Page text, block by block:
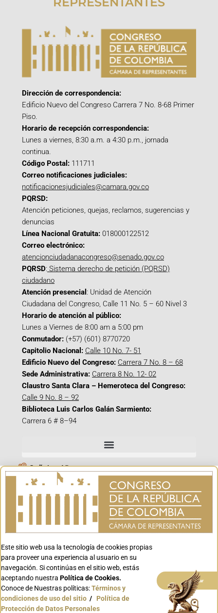
Dirección de correspondencia:
Edificio Nuevo del Congreso Carrera 7 No. 8-68 Primer
Piso.
Horario de recepción correspondencia:
Lunes a viernes, 8:30 a.m. a 4:30 p.m., jornada
continua.
Código Postal: 111711
Correo notificaciones judiciales:
notificacionesjudiciales@camara.gov.co
PQRSD:
Atención peticiones, quejas, reclamos, sugerencias y
denuncias
Línea Nacional Gratuita: 018000122512
Correo electrónico:
atencionciudadanacongreso@senado.gov.co
PQRSD: Sistema derecho de petición (PQRSD)
ciudadano
Atención presencial : Unidad de Atención
Ciudadana del Congreso, Calle 11 No. 5 – 60 Nivel 3
Horario de atención al público:
Lunes a Viernes de 8:00 am a 5:00 pm
Conmutador: (+57) (601) 8770720
Capitolio Nacional: Calle 10 No. 7- 51
Edificio Nuevo del Congreso: Carrera 7 No. 8 – 68
Sede Administrativa: Carrera 8 No. 12- 02
Claustro Santa Clara – Hemeroteca del Congreso:
Calle 9 No. 8 – 92
Biblioteca Luis Carlos Galán Sarmiento:
Carrera 6 # 8–94
Señal en Vivo
Facebook_@CamaraColombia
Instagram_@CamaraColombia
X_@CamaraColombia
Youtube_@CamaraColombia
Tiktok_@CamaraColombia
Youtube_@CanalCongreso
Conoce GOV.CO
Este sitio web usa la tecnología de cookies propias
para proveer una experiencia al usuario en su
navegación. Si continúas en el sitio web, estás
aceptando nuestra Política de Cookies.
Conoce de Nuestras políticas:Términos y
condiciones de uso del sitio / Política de
Protección de Datos Personales
Aceptar